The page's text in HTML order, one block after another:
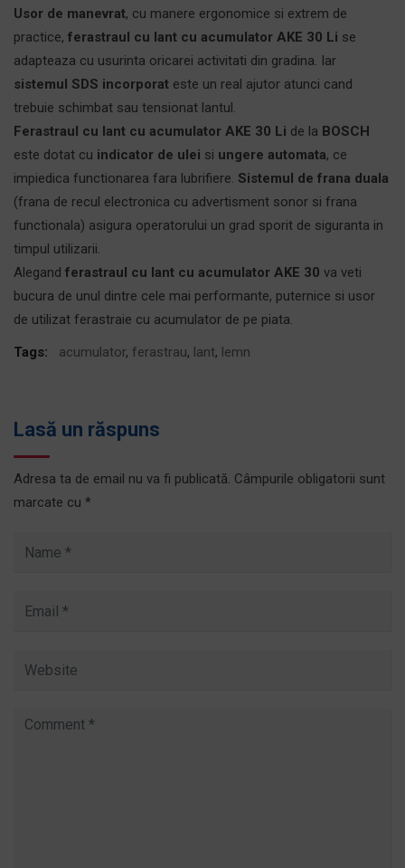
Usor de manevrat, cu manere ergonomice si extrem de
practice, ferastraul cu lant cu acumulator AKE 30 Li se
adapteaza cu usurinta oricarei activitati din gradina. Iar
sistemul SDS incorporat este un real ajutor atunci cand
trebuie schimbat sau tensionat lantul.
Ferastraul cu lant cu acumulator AKE 30 Li de la BOSCH
este dotat cu indicator de ulei si ungere automata, ce
impiedica functionarea fara lubrifiere. Sistemul de frana duala
(frana de recul electronica cu advertisment sonor si frana
functionala) asigura operatorului un grad sporit de siguranta in
timpul utilizarii.
Alegand ferastraul cu lant cu acumulator AKE 30 va veti
bucura de unul dintre cele mai performante, puternice si usor
de utilizat ferastraie cu acumulator de pe piata.
Tags:
acumulator, ferastrau, lant, lemn
Lasă un răspuns
Adresa ta de email nu va fi publicată. Câmpurile obligatorii sunt
marcate cu *